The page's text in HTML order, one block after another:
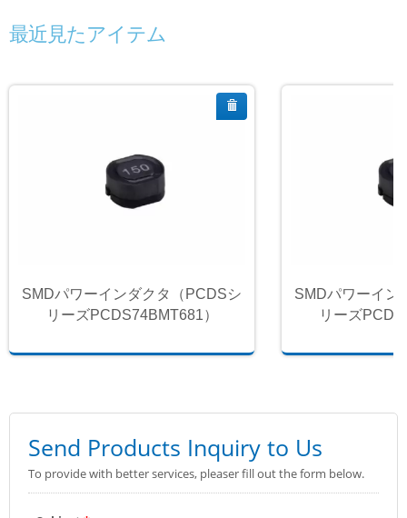
最近見たアイテム
SMDパワーインダクタ（PCDSシ
リーズPCDS74BMT681）
SMDパワーイン
リーズ